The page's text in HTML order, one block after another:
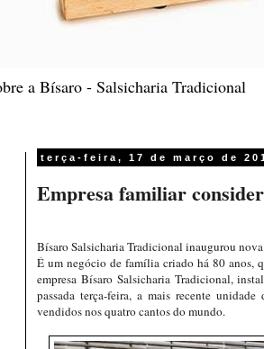
a Bísaro - Salsicharia Tradicional
terça-feira, 17 de março de
Empresa familiar
Bísaro Salsicharia Tradicional inaugurou
É um negócio de família criado há 80 anos,
empresa Bísaro Salsicharia Tradicional,
passada terça-feira, a mais recente
vendidos nos quatro cantos do mundo.